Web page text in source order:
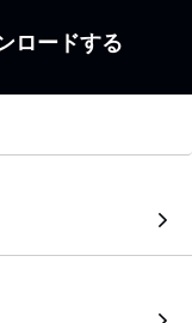
ロードする